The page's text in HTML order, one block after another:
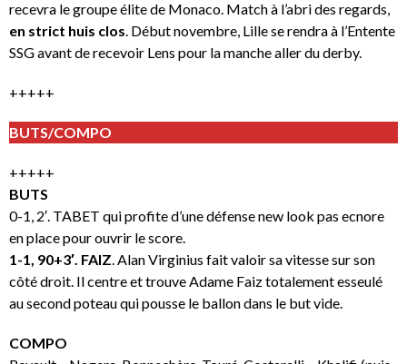
recevra le groupe élite de Monaco. Match à l’abri des regards,
en strict huis clos. Début novembre, Lille se rendra à l’Entente
SSG avant de recevoir Lens pour la manche aller du derby.
+++++
BUTS/COMPO
+++++
BUTS
0-1, 2′. TABET qui profite d’une défense new look pas ecnore
en place pour ouvrir le score.
1-1, 90+3′. FAIZ. Alan Virginius fait valoir sa vitesse sur son
côté droit. Il centre et trouve Adame Faiz totalement esseulé
au second poteau qui pousse le ballon dans le but vide.
COMPO